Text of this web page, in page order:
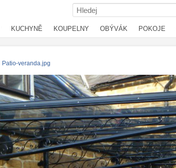
KUCHYNĚ KOUPELNY OBÝVÁK POKOJE
Patio-veranda.jpg